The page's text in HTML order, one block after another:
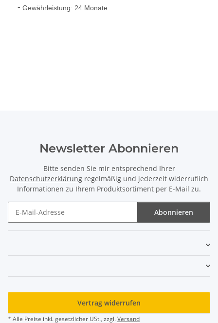
- Gewährleistung: 24 Monate
Newsletter Abonnieren
Bitte senden Sie mir entsprechend Ihrer
Datenschutzerklärung regelmäßig und jederzeit widerruflich
Informationen zu Ihrem Produktsortiment per E-Mail zu.
Abonnieren
Vertrag widerrufen
* Alle Preise inkl. gesetzlicher USt., zzgl.Versand